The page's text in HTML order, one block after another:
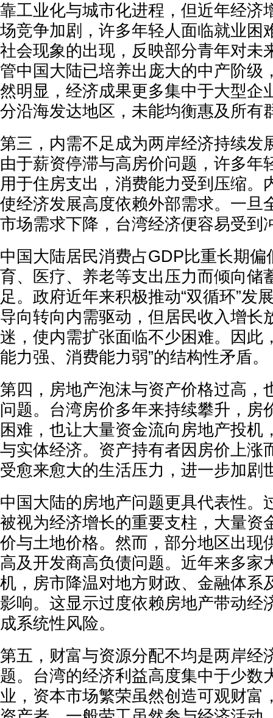
靠工业化与城市化进程，但近年经济
场竞争加剧，许多年轻人面临就业困
社会现象的出现，反映部分青年对未
管中国大陆已培养出庞大的中产阶级
然明显，经济成果更多集中于大型企
分沿海发达地区，未能均衡惠及所有
第三，内需不足成为两岸经济持续发
由于薪资停滞与高房价问题，许多年
用于住房支出，消费能力受到压缩。
使经济发展高度依赖外部需求。一旦
市场需求下降，台湾经济便容易受到
中国大陆居民消费占GDP比重长期偏
育、医疗、养老等支出压力而倾向储
足。政府近年来积极推动“双循环”发
导向转向内需驱动，但居民收入增长
迷，使内需扩张面临不少困难。因此
能力强、消费能力弱”的结构性矛盾。
第四，房地产泡沫与资产价格过高，
问题。台湾房价多年来持续攀升，房
困难，也让大量资金流向房地产投机
与实体经济。资产持有者因房价上涨
受愈来愈大的生活压力，进一步加剧
中国大陆的房地产问题更具代表性。
被视为经济增长的重要支柱，大量资
价与土地价格。然而，部分地区出现
高及开发商高负债问题。近年来多家
机，房市降温对地方财政、金融体系
影响。这显示过度依赖房地产带动经
成系统性风险。
第五，财富与资源分配不均是两岸经
题。台湾的经济利益高度集中于少数
业，资本市场繁荣虽然创造可观财富